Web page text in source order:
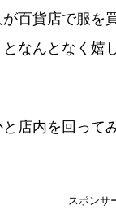
百貨店で服
なんとなく
店内を回っ
スポンサ